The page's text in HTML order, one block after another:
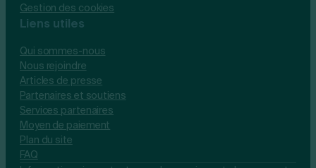
Gestion des cookies
Liens utiles
Qui sommes-nous
Nous rejoindre
Articles de presse
Partenaires et soutiens
Services partenaires
Moyen de paiement
Plan du site
FAQ